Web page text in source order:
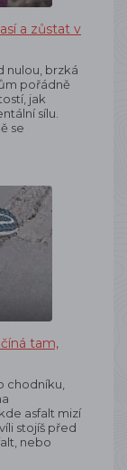
a zůstat v
nulou, brzká
pořádně
jak
sílu.
se
tam,
chodníku,
asfalt mizí
stojíš před
nebo